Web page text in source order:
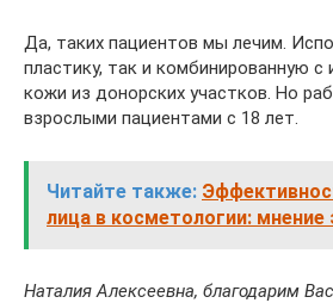
Да, таких пациентов мы лечим.
пластику, так и комбинированную с
кожи из донорских участков. Но
взрослыми пациентами с 18 лет.
Читайте также:
лица в косметологии: мнение
Наталия Алексеевна, благодарим